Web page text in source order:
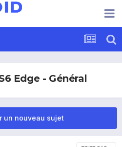
Edge - Général
un nouveau sujet